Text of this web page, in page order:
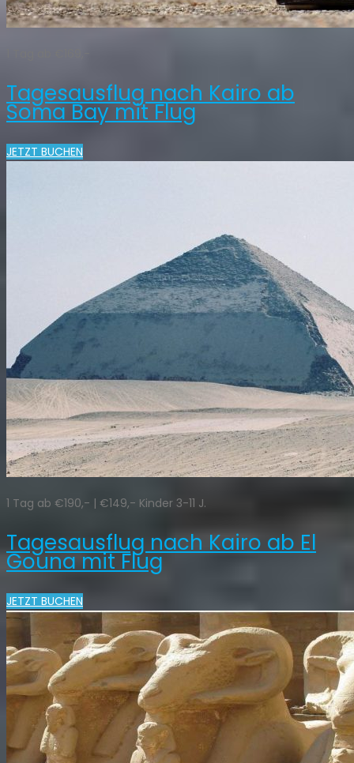
Tagesausflug nach Kairo ab
Soma Bay mit Flug
JETZT BUCHEN
1 Tag ab €190,- | €149,- Kinder 3-11 J.
Tagesausflug nach Kairo ab El
Gouna mit Flug
JETZT BUCHEN